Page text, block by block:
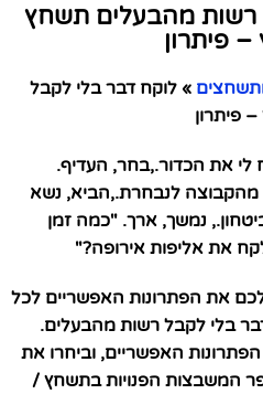
רשות מהבעלים תשחץ
פיתרון
» לוקח דבר בלי לקבל
פיתרון
לי את הכדור.,בחר, העדיף.
לנבחרת.,הביא, נשא
נמשך, ארך. "כמה זמן
את אליפות אירופה?"
את הפתרונות האפשריים לכל
בלי לקבל רשות מהבעלים.
האפשריים, וביחרו את
המשבצות הפנויות בתשחץ /